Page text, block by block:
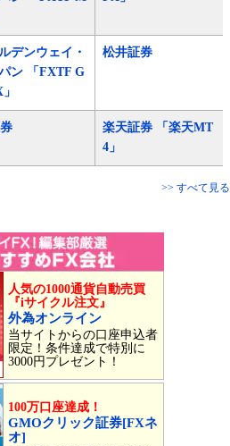
デンウェイ・
ン 「FXTF G
松井証券
楽天証券 「楽天MT
4」
>> すべて見る
人気の1000通貨自動売買
『iサイクル注文』
外為オンライン
当サイトからの口座申込者
限定！条件達成で特別に
3000円プレゼント！
100万口座達成！
GMOクリック証券[FXネ
オ]